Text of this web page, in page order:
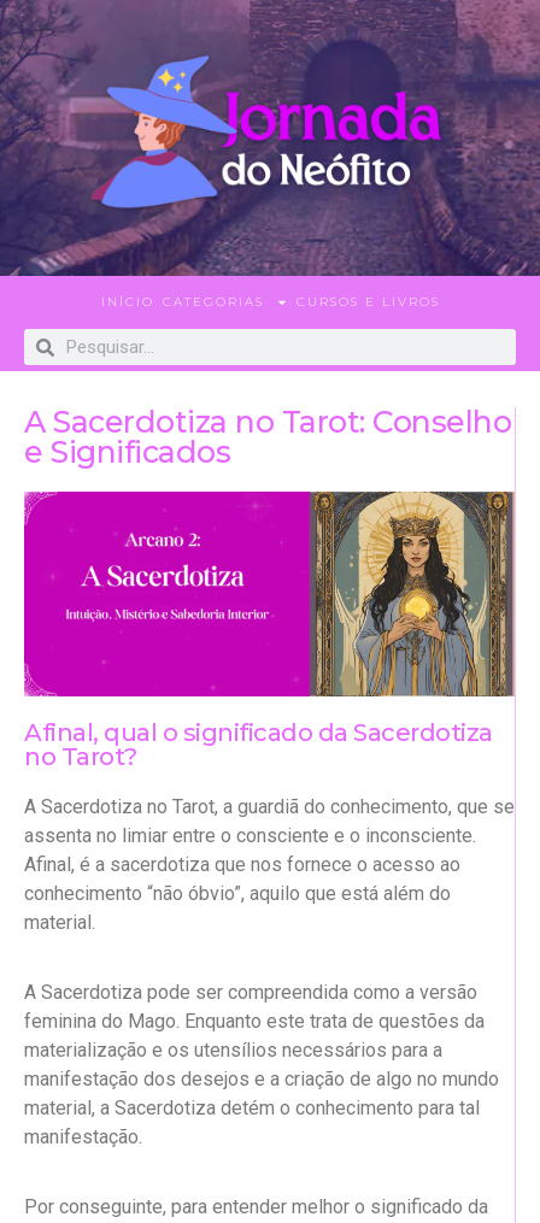
INÍCIO CATEGORIAS CURSOS E LIVROS
A Sacerdotiza no Tarot: Conselho
e Significados
Afinal, qual o significado da Sacerdotiza
no Tarot?
A Sacerdotiza no Tarot, a guardiã do conhecimento, que se
assenta no limiar entre o consciente e o inconsciente.
Afinal, é a sacerdotiza que nos fornece o acesso ao
conhecimento “não óbvio”, aquilo que está além do
material.
A Sacerdotiza pode ser compreendida como a versão
feminina do Mago. Enquanto este trata de questões da
materialização e os utensílios necessários para a
manifestação dos desejos e a criação de algo no mundo
material, a Sacerdotiza detém o conhecimento para tal
manifestação.
Por conseguinte, para entender melhor o significado da